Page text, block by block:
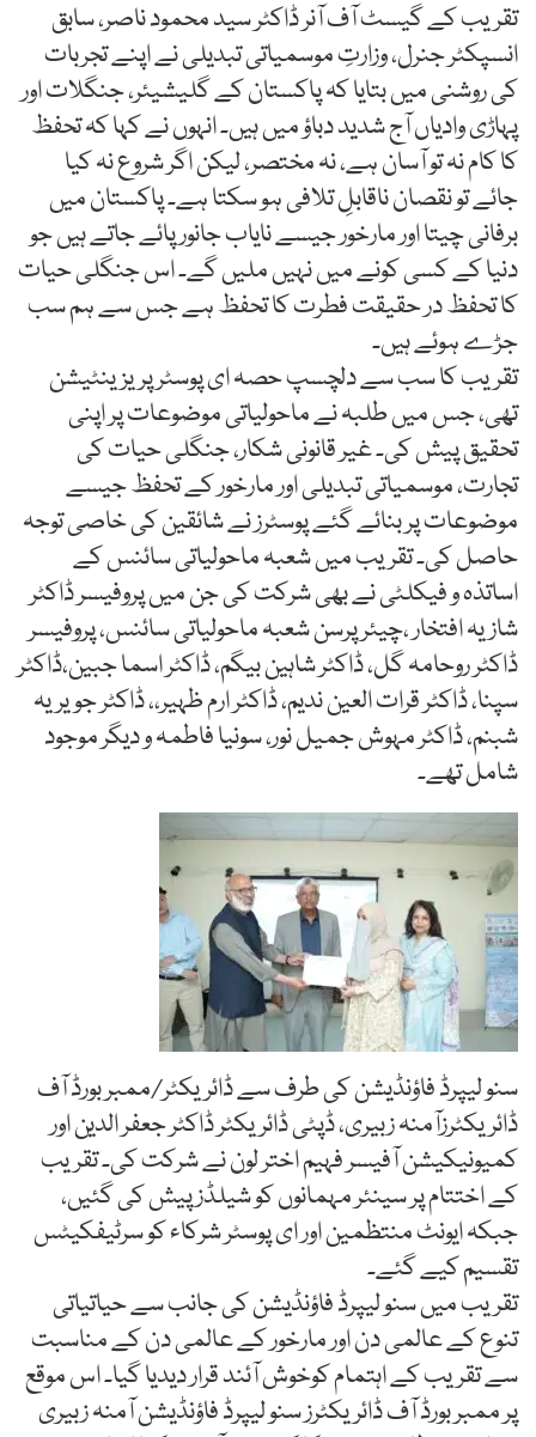
تقریب کے گیسٹ آف آنر ڈاکٹر سید محمود ناصر، سابق
انسپکٹر جنرل، وزارتِ موسمیاتی تبدیلی نے اپنے تجربات
کی روشنی میں بتایا کہ پاکستان کے گلیشیئر، جنگلات اور
پہاڑی وادیاں آج شدید دباؤ میں ہیں۔ انہوں نے کہا کہ تحفظ
کا کام نہ تو آسان ہے، نہ مختصر، لیکن اگر شروع نہ کیا
جائے تو نقصان ناقابلِ تلافی ہو سکتا ہے۔ پاکستان میں
برفانی چیتا اور مارخور جیسے نایاب جانور پائے جاتے ہیں جو
دنیا کے کسی کونے میں نہیں ملیں گے۔ اس جنگلی حیات
کا تحفظ در حقیقت فطرت کا تحفظ ہے جس سے ہم سب
جڑے ہوئے ہیں۔
تقریب کا سب سے دلچسپ حصہ ای پوسٹر پریزینٹیشن
تھی، جس میں طلبہ نے ماحولیاتی موضوعات پر اپنی
تحقیق پیش کی۔ غیر قانونی شکار، جنگلی حیات کی
تجارت، موسمیاتی تبدیلی اور مارخور کے تحفظ جیسے
موضوعات پر بنائے گئے پوسٹرز نے شائقین کی خاصی توجہ
حاصل کی۔ تقریب میں شعبہ ماحولیاتی سائنس کے
اساتذہ و فیکلٹی نے بھی شرکت کی جن میں پروفیسر ڈاکٹر
شازیہ افتخار ،چیئرپرسن شعبہ ماحولیاتی سائنس، پروفیسر
ڈاکٹر روحامہ گل، ڈاکٹر شاہین بیگم، ڈاکٹر اسما جبین،ڈاکٹر
سپنا، ڈاکٹر قرات العین ندیم، ڈاکٹر ارم ظہیر،، ڈاکٹر جویریہ
شبنم، ڈاکٹر مہوش جمیل نور، سونیا فاطمہ و دیگر موجود
شامل تھے۔
سنو لیپرڈ فاؤنڈیشن کی طرف سے ڈائریکٹر/ممبر بورڈ آف
ڈائریکٹرزآمنہ زبیری، ڈپٹی ڈائریکٹر ڈاکٹر جعفر الدین اور
کمیونیکیشن آفیسر فہیم اختر لون نے شرکت کی۔ تقریب
کے اختتام پر سینئر مہمانوں کو شیلڈز پیش کی گئیں،
جبکہ ایونٹ منتظمین اور ای پوسٹر شرکاء کو سرٹیفکیٹس
تقسیم کیے گئے۔
تقریب میں سنو لیپرڈ فاؤنڈیشن کی جانب سے حیاتیاتی
تنوع کے عالمی دن اور مارخور کے عالمی دن کے مناسبت
سے تقریب کے اہتمام کوخوش آئند قرار دیدیا گیا۔ اس موقع
پر ممبر بورڈ آف ڈائریکٹرز سنو لیپرڈ فاؤنڈیشن آمنہ زبیری